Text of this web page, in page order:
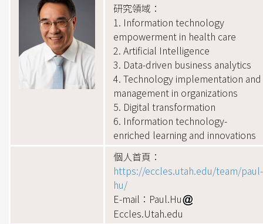
研究領域：
1. Information technology
empowerment in health care
2. Artificial Intelligence
3. Data-driven business analytics
4. Technology implementation and
management in organizations
5. Digital transformation
6. Information technology-
enriched learning and innovations
個人首頁：
https://eccles.utah.edu/team/paul-
hu/
E-mail：Paul.Hu
Eccles.Utah.edu